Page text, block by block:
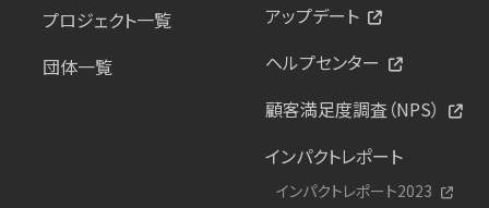
プロジェクト一覧
団体一覧
アップデート
ヘルプセンター
顧客満足度調査（NPS）
インパクトレポート
インパクトレポート2023